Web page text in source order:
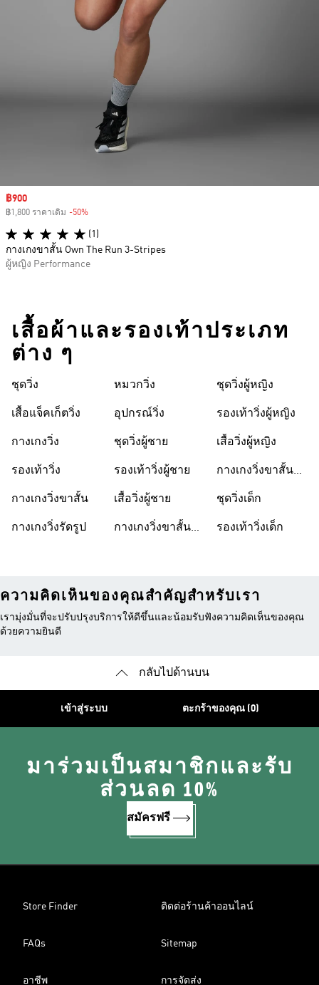
Sale price
฿900
฿1,800 ราคาเดิม -50%
(1)
กางเกงขาสั้น Own The Run 3-Stripes
ผู้หญิง Performance
เสื้อผ้าและรองเท้าประเภท
ต่าง ๆ
ชุดวิ่ง
เสื้อแจ็คเก็ตวิ่ง
กางเกงวิ่ง
รองเท้าวิ่ง
กางเกงวิ่งขาสั้น
กางเกงวิ่งรัดรูป
หมวกวิ่ง
อุปกรณ์วิ่ง
ชุดวิ่งผู้ชาย
รองเท้าวิ่งผู้ชาย
เสื้อวิ่งผู้ชาย
กางเกงวิ่งขาสั้น
ชุดวิ่งผู้หญิง
รองเท้าวิ่งผู้หญิง
เสื้อวิ่งผู้หญิง
กางเกงวิ่งขาสั้นผู้
ชุดวิ่งเด็ก
รองเท้าวิ่งเด็ก
ความคิดเห็นของคุณสำคัญสำหรับเรา
เรามุ่งมั่นที่จะปรับปรุงบริการให้ดีขึ้นและน้อมรับฟังความคิดเห็นของคุณ
ด้วยความยินดี
กลับไปด้านบน
เข้าสู่ระบบ ตะกร้าของคุณ (0)
มาร่วมเป็นสมาชิกและรับ
ส่วนลด 10%
สมัครฟรี
Store Finder ติดต่อร้านค้าออนไลน์
FAQs Sitemap
อาชีพ การจัดส่ง